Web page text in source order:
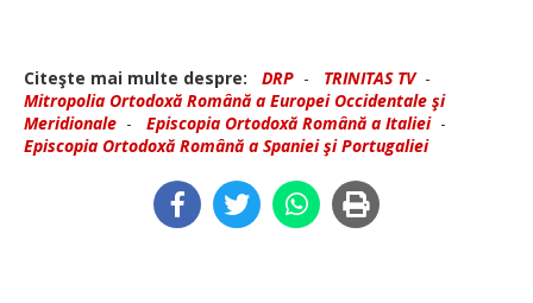
Citeşte mai multe despre: DRP - TRINITAS TV-
Mitropolia Ortodoxă Română a Europei Occidentale şi
Meridionale - Episcopia Ortodoxă Română a Italiei-
Episcopia Ortodoxă Română a Spaniei şi Portugaliei